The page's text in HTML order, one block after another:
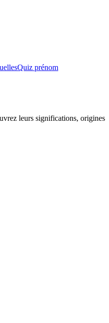
Quiz prénom
leurs significations, origines